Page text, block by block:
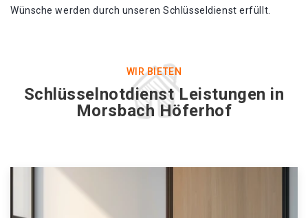
Wünsche werden durch unseren Schlüsseldienst erfüllt.
WIR BIETEN
Schlüsselnotdienst Leistungen in
Morsbach Höferhof